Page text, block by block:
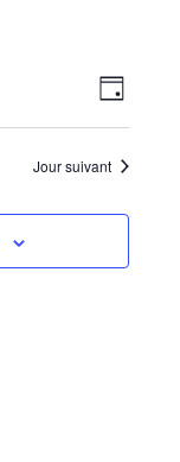
par
de
vues
Jour
Jour suivant